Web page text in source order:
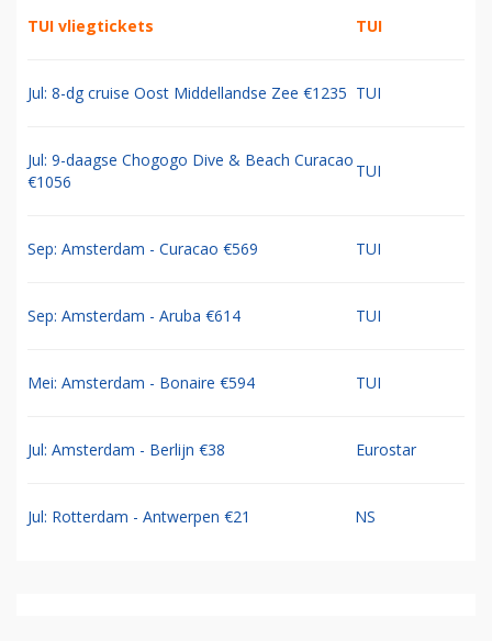
TUI vliegtickets TUI
Jul: 8-dg cruise Oost Middellandse Zee €1235 TUI
Jul: 9-daagse Chogogo Dive & Beach Curacao
€1056
TUI
Sep: Amsterdam - Curacao €569 TUI
Sep: Amsterdam - Aruba €614 TUI
Mei: Amsterdam - Bonaire €594 TUI
Jul: Amsterdam - Berlijn €38 Eurostar
Jul: Rotterdam - Antwerpen €21 NS